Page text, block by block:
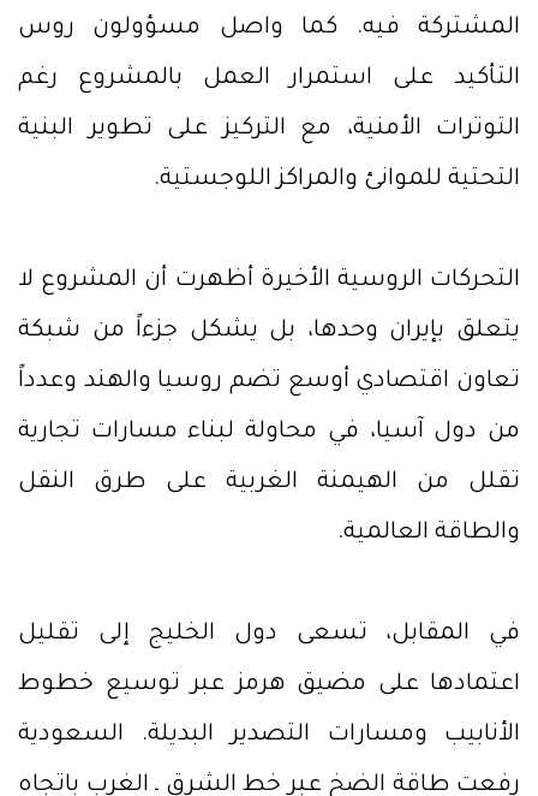
المشتركة فيه. كما واصل مسؤولون روس
التأكيد على استمرار العمل بالمشروع رغم
التوترات الأمنية، مع التركيز على تطوير البنية
التحتية للموانئ والمراكز اللوجستية.
التحركات الروسية الأخيرة أظهرت أن المشروع لا
يتعلق بإيران وحدها، بل يشكل جزءاً من شبكة
تعاون اقتصادي أوسع تضم روسيا والهند وعدداً
من دول آسيا، في محاولة لبناء مسارات تجارية
تقلل من الهيمنة الغربية على طرق النقل
والطاقة العالمية.
في المقابل، تسعى دول الخليج إلى تقليل
اعتمادها على مضيق هرمز عبر توسيع خطوط
الأنابيب ومسارات التصدير البديلة. السعودية
رفعت طاقة الضخ عبر خط الشرق ـ الغرب باتجاه